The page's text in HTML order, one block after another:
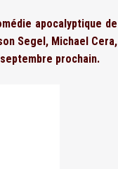
apocalyptique de
Segel, Michael Cera,
prochain.